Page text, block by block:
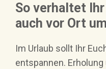
So verhaltet
auch vor Ort
Im Urlaub sollt Ihr
entspannen.